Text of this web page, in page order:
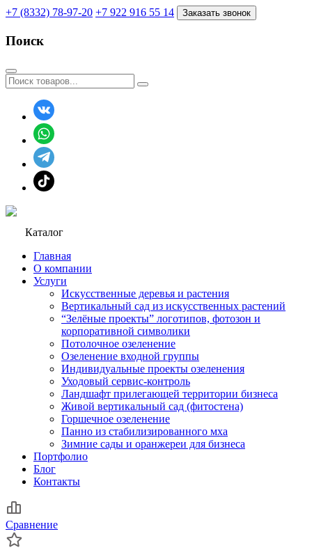
+7 (8332) 78-97-20 +7 922 916 55 14 Заказать звонок
Поиск
Каталог
Главная
О компании
Услуги
Искусственные деревья и растения
Вертикальный сад из искусственных растений
“Зелёные проекты” логотипов, фотозон и
корпоративной символики
Потолочное озеленение
Озеленение входной группы
Индивидуальные проекты озеленения
Уходовый сервис-контроль
Ландшафт прилегающей территории бизнеса
Живой вертикальный сад (фитостена)
Горшечное озеленение
Панно из стабилизированного мха
Зимние сады и оранжереи для бизнеса
Портфолио
Блог
Контакты
Сравнение